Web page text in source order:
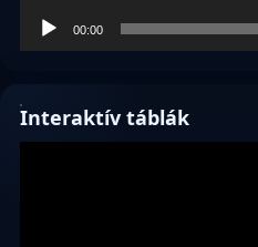
00:00
Interaktív táblák